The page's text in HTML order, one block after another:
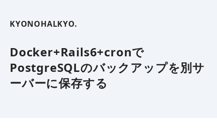
KYONOHALKYO.
Docker+Rails6+cronで
PostgreSQLのバックアップを別サ
ーバーに保存する